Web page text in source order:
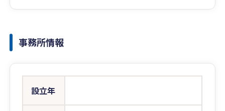
事務所情報
設立年